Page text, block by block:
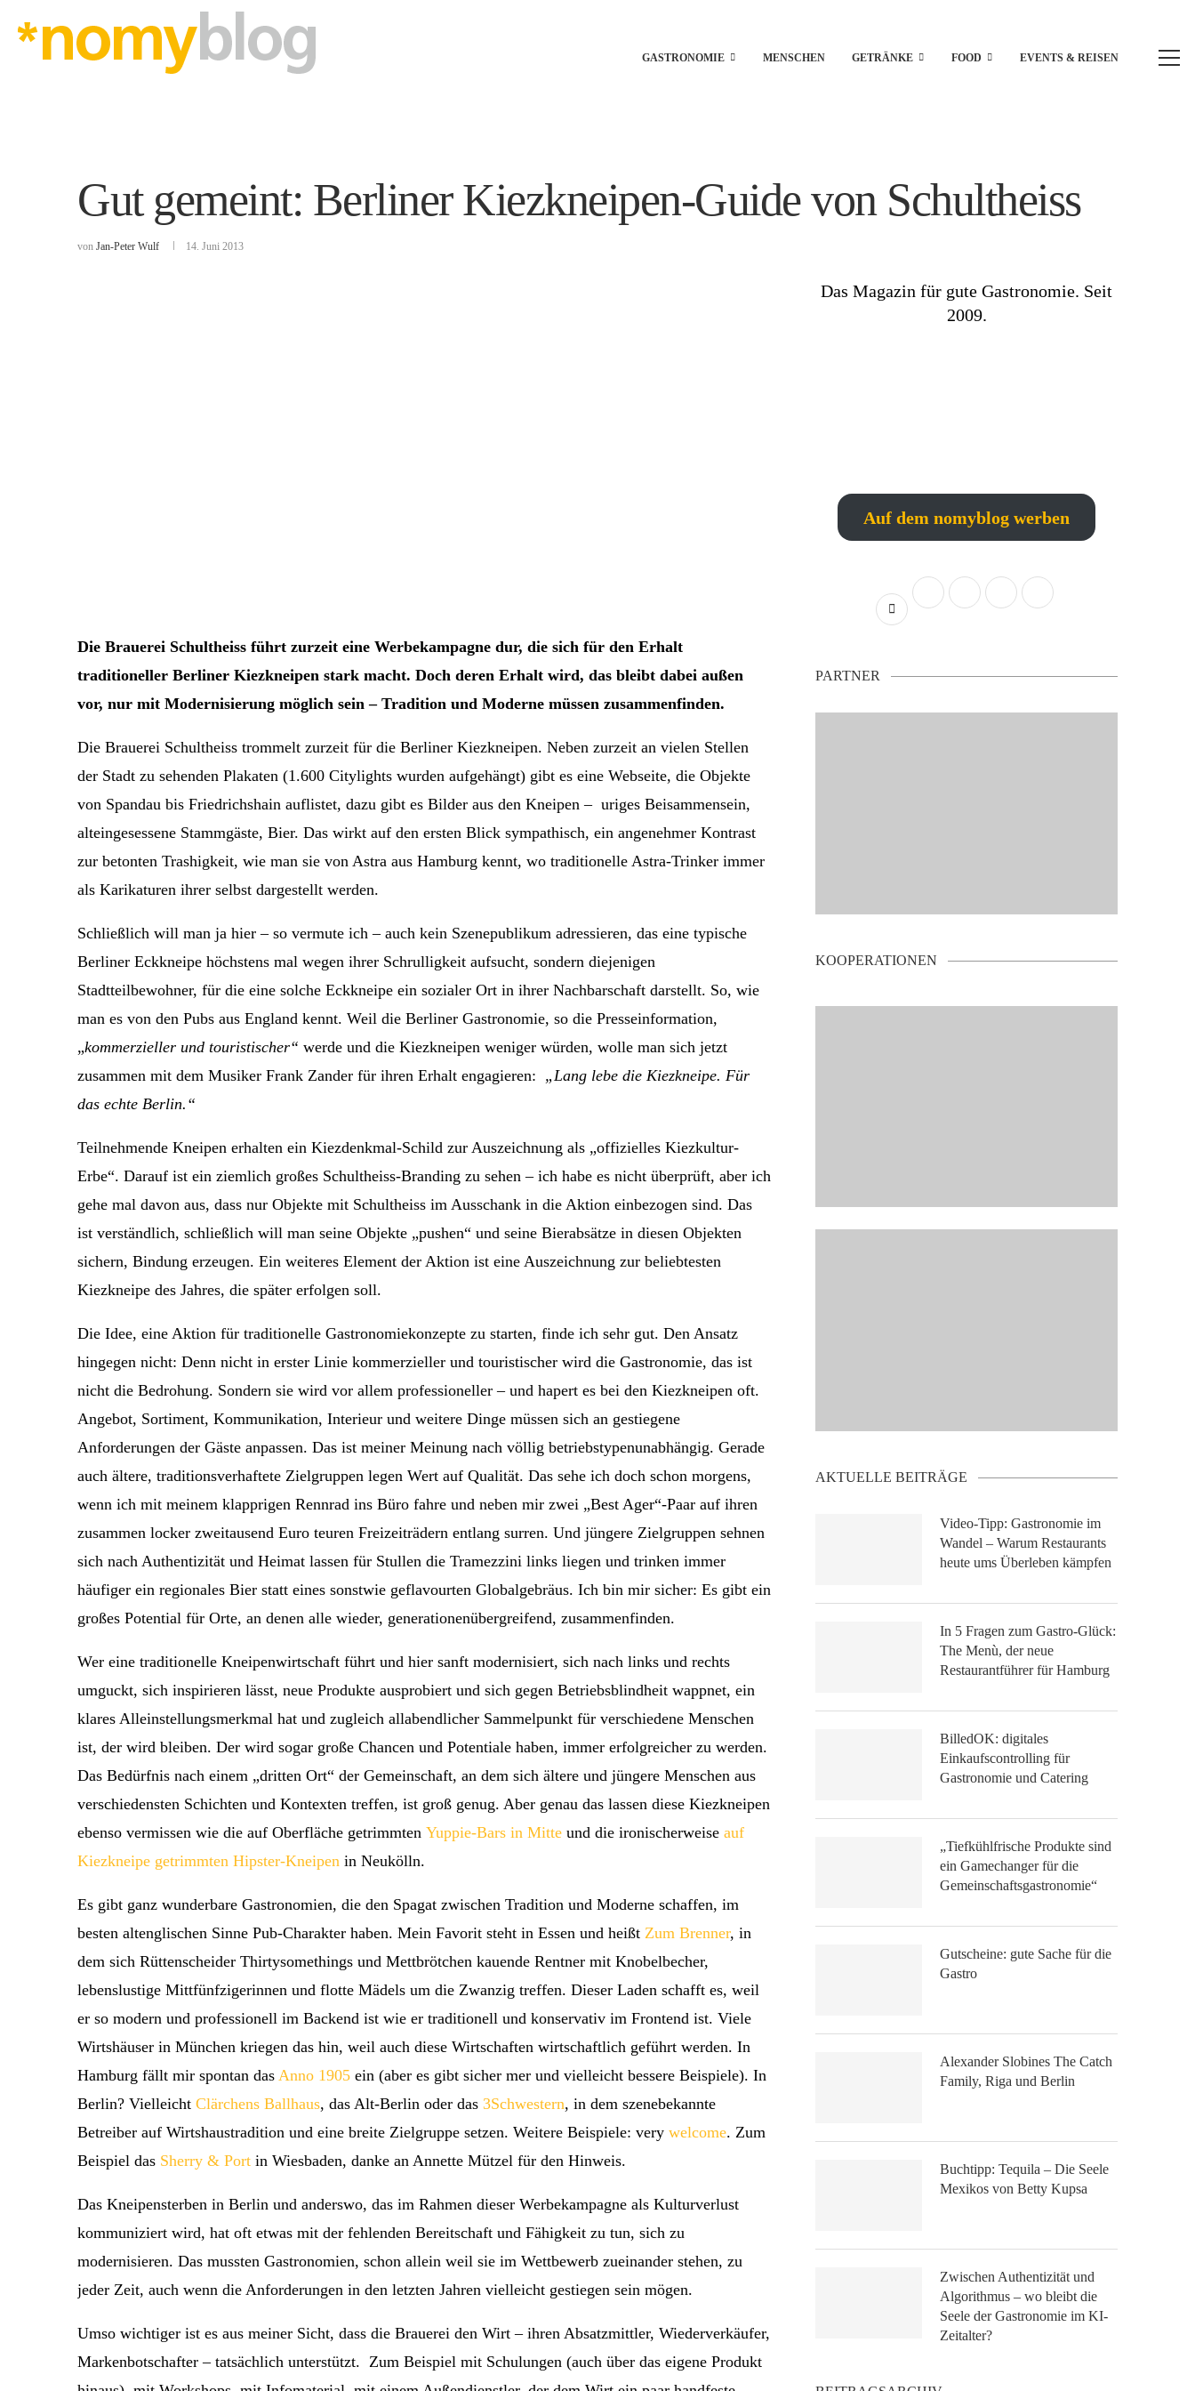
GASTRONOMIE MENSCHEN GETRÄNKE FOOD EVENTS & REISEN
Gut gemeint: Berliner Kiezkneipen-Guide von Schultheiss
von Jan-Peter Wulf 14. Juni 2013
Die Brauerei Schultheiss führt zurzeit eine Werbekampagne dur, die sich für den Erhalt
traditioneller Berliner Kiezkneipen stark macht. Doch deren Erhalt wird, das bleibt dabei außen
vor, nur mit Modernisierung möglich sein – Tradition und Moderne müssen zusammenfinden.
Die Brauerei Schultheiss trommelt zurzeit für die Berliner Kiezkneipen. Neben zurzeit an vielen Stellen
der Stadt zu sehenden Plakaten (1.600 Citylights wurden aufgehängt) gibt es eine Webseite, die Objekte
von Spandau bis Friedrichshain auflistet, dazu gibt es Bilder aus den Kneipen – uriges Beisammensein,
alteingesessene Stammgäste, Bier. Das wirkt auf den ersten Blick sympathisch, ein angenehmer Kontrast
zur betonten Trashigkeit, wie man sie von Astra aus Hamburg kennt, wo traditionelle Astra-Trinker immer
als Karikaturen ihrer selbst dargestellt werden.
Schließlich will man ja hier – so vermute ich – auch kein Szenepublikum adressieren, das eine typische
Berliner Eckkneipe höchstens mal wegen ihrer Schrulligkeit aufsucht, sondern diejenigen
Stadtteilbewohner, für die eine solche Eckkneipe ein sozialer Ort in ihrer Nachbarschaft darstellt. So, wie
man es von den Pubs aus England kennt. Weil die Berliner Gastronomie, so die Presseinformation,
„kommerzieller und touristischer“ werde und die Kiezkneipen weniger würden, wolle man sich jetzt
zusammen mit dem Musiker Frank Zander für ihren Erhalt engagieren: „Lang lebe die Kiezkneipe. Für
das echte Berlin.“
Teilnehmende Kneipen erhalten ein Kiezdenkmal-Schild zur Auszeichnung als „offizielles Kiezkultur-
Erbe“. Darauf ist ein ziemlich großes Schultheiss-Branding zu sehen – ich habe es nicht überprüft, aber ich
gehe mal davon aus, dass nur Objekte mit Schultheiss im Ausschank in die Aktion einbezogen sind. Das
ist verständlich, schließlich will man seine Objekte „pushen“ und seine Bierabsätze in diesen Objekten
sichern, Bindung erzeugen. Ein weiteres Element der Aktion ist eine Auszeichnung zur beliebtesten
Kiezkneipe des Jahres, die später erfolgen soll.
Die Idee, eine Aktion für traditionelle Gastronomiekonzepte zu starten, finde ich sehr gut. Den Ansatz
hingegen nicht: Denn nicht in erster Linie kommerzieller und touristischer wird die Gastronomie, das ist
nicht die Bedrohung. Sondern sie wird vor allem professioneller – und hapert es bei den Kiezkneipen oft.
Angebot, Sortiment, Kommunikation, Interieur und weitere Dinge müssen sich an gestiegene
Anforderungen der Gäste anpassen. Das ist meiner Meinung nach völlig betriebstypenunabhängig. Gerade
auch ältere, traditionsverhaftete Zielgruppen legen Wert auf Qualität. Das sehe ich doch schon morgens,
wenn ich mit meinem klapprigen Rennrad ins Büro fahre und neben mir zwei „Best Ager“-Paar auf ihren
zusammen locker zweitausend Euro teuren Freizeiträdern entlang surren. Und jüngere Zielgruppen sehnen
sich nach Authentizität und Heimat lassen für Stullen die Tramezzini links liegen und trinken immer
häufiger ein regionales Bier statt eines sonstwie geflavourten Globalgebräus. Ich bin mir sicher: Es gibt ein
großes Potential für Orte, an denen alle wieder, generationenübergreifend, zusammenfinden.
Wer eine traditionelle Kneipenwirtschaft führt und hier sanft modernisiert, sich nach links und rechts
umguckt, sich inspirieren lässt, neue Produkte ausprobiert und sich gegen Betriebsblindheit wappnet, ein
klares Alleinstellungsmerkmal hat und zugleich allabendlicher Sammelpunkt für verschiedene Menschen
ist, der wird bleiben. Der wird sogar große Chancen und Potentiale haben, immer erfolgreicher zu werden.
Das Bedürfnis nach einem „dritten Ort“ der Gemeinschaft, an dem sich ältere und jüngere Menschen aus
verschiedensten Schichten und Kontexten treffen, ist groß genug. Aber genau das lassen diese Kiezkneipen
ebenso vermissen wie die auf Oberfläche getrimmten Yuppie-Bars in Mitte und die ironischerweise auf
Kiezkneipe getrimmten Hipster-Kneipen in Neukölln.
Es gibt ganz wunderbare Gastronomien, die den Spagat zwischen Tradition und Moderne schaffen, im
besten altenglischen Sinne Pub-Charakter haben. Mein Favorit steht in Essen und heißt Zum Brenner, in
dem sich Rüttenscheider Thirtysomethings und Mettbrötchen kauende Rentner mit Knobelbecher,
lebenslustige Mittfünfzigerinnen und flotte Mädels um die Zwanzig treffen. Dieser Laden schafft es, weil
er so modern und professionell im Backend ist wie er traditionell und konservativ im Frontend ist. Viele
Wirtshäuser in München kriegen das hin, weil auch diese Wirtschaften wirtschaftlich geführt werden. In
Hamburg fällt mir spontan das Anno 1905 ein (aber es gibt sicher mer und vielleicht bessere Beispiele). In
Berlin? Vielleicht Clärchens Ballhaus, das Alt-Berlin oder das 3Schwestern, in dem szenebekannte
Betreiber auf Wirtshaustradition und eine breite Zielgruppe setzen. Weitere Beispiele: very welcome. Zum
Beispiel das Sherry & Port in Wiesbaden, danke an Annette Mützel für den Hinweis.
Das Kneipensterben in Berlin und anderswo, das im Rahmen dieser Werbekampagne als Kulturverlust
kommuniziert wird, hat oft etwas mit der fehlenden Bereitschaft und Fähigkeit zu tun, sich zu
modernisieren. Das mussten Gastronomien, schon allein weil sie im Wettbewerb zueinander stehen, zu
jeder Zeit, auch wenn die Anforderungen in den letzten Jahren vielleicht gestiegen sein mögen.
Umso wichtiger ist es aus meiner Sicht, dass die Brauerei den Wirt – ihren Absatzmittler, Wiederverkäufer,
Markenbotschafter – tatsächlich unterstützt. Zum Beispiel mit Schulungen (auch über das eigene Produkt
Das Magazin für gute Gastronomie. Seit
2009.
Auf dem nomyblog werben
PARTNER
KOOPERATIONEN
AKTUELLE BEITRÄGE
Video-Tipp: Gastronomie im
Wandel – Warum Restaurants
heute ums Überleben kämpfen
In 5 Fragen zum Gastro-Glück:
The Menù, der neue
Restaurantführer für Hamburg
BilledOK: digitales
Einkaufscontrolling für
Gastronomie und Catering
„Tiefkühlfrische Produkte sind
ein Gamechanger für die
Gemeinschaftsgastronomie“
Gutscheine: gute Sache für die
Gastro
Alexander Slobines The Catch
Family, Riga und Berlin
Buchtipp: Tequila – Die Seele
Mexikos von Betty Kupsa
Zwischen Authentizität und
Algorithmus – wo bleibt die
Seele der Gastronomie im KI-
Zeitalter?